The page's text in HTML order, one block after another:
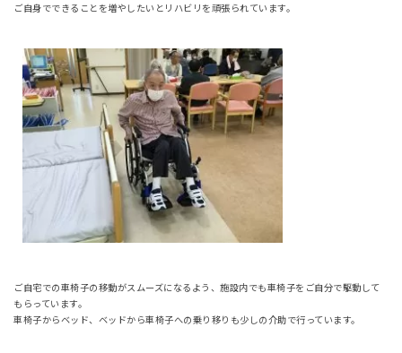
体験希望
ご自身でできることを増やしたいとリハビリを頑張られています。
ご自宅での車椅子の移動がスムーズになるよう、施設内でも車椅子をご自分で駆動して
もらっています。
車椅子からベッド、ベッドから車椅子への乗り移りも少しの介助で行っています。